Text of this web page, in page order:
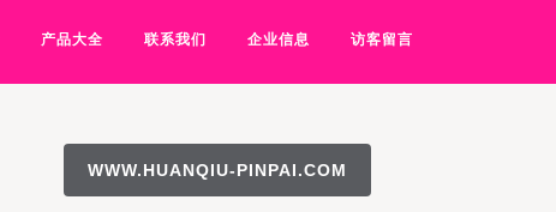
产品大全 联系我们 企业信息 访客留言
WWW.HUANQIU-PINPAI.COM